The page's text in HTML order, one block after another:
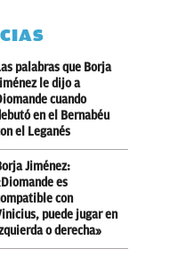
palabras que Borja
le dijo a
cuando
en el Bernabéu
el Leganés
Jiménez:
es
con
puede jugar en
o derecha»